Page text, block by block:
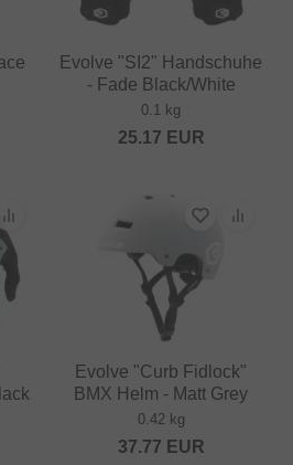
Evolve "SI2" Handschuhe
- Fade Black/White
0.1 kg
25.17 EUR
Evolve "Curb Fidlock"
BMX Helm - Matt Grey
0.42 kg
37.77 EUR